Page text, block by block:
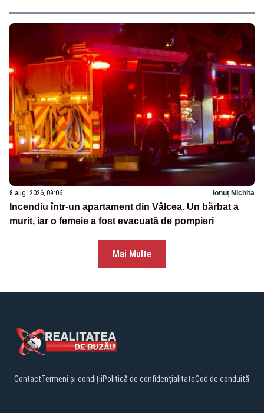
8 aug. 2026, 09:06 Ionuț Nichita
Incendiu într-un apartament din Vâlcea. Un bărbat a
murit, iar o femeie a fost evacuată de pompieri
Mai Multe
ContactTermeni și condițiiPolitică de confidențialitateCod de conduită